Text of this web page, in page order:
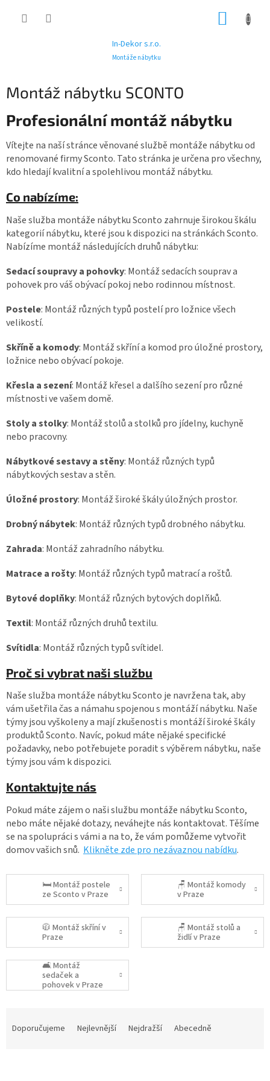
In-Dekor s.r.o.
Montáže nábytku
Montáž nábytku SCONTO
Profesionální montáž nábytku
Vítejte na naší stránce věnované službě montáže nábytku od
renomované firmy Sconto. Tato stránka je určena pro všechny,
kdo hledají kvalitní a spolehlivou montáž nábytku.
Co nabízíme:
Naše služba montáže nábytku Sconto zahrnuje širokou škálu
kategorií nábytku, které jsou k dispozici na stránkách Sconto.
Nabízíme montáž následujících druhů nábytku:
Sedací soupravy a pohovky: Montáž sedacích souprav a
pohovek pro váš obývací pokoj nebo rodinnou místnost.
Postele: Montáž různých typů postelí pro ložnice všech
velikostí.
Skříně a komody: Montáž skříní a komod pro úložné prostory,
ložnice nebo obývací pokoje.
Křesla a sezení: Montáž křesel a dalšího sezení pro různé
místnosti ve vašem domě.
Stoly a stolky: Montáž stolů a stolků pro jídelny, kuchyně
nebo pracovny.
Nábytkové sestavy a stěny: Montáž různých typů
nábytkových sestav a stěn.
Úložné prostory: Montáž široké škály úložných prostor.
Drobný nábytek: Montáž různých typů drobného nábytku.
Zahrada: Montáž zahradního nábytku.
Matrace a rošty: Montáž různých typů matrací a roštů.
Bytové doplňky: Montáž různých bytových doplňků.
Textil: Montáž různých druhů textilu.
Svítidla: Montáž různých typů svítidel.
Proč si vybrat naši službu
Naše služba montáže nábytku Sconto je navržena tak, aby
vám ušetřila čas a námahu spojenou s montáží nábytku. Naše
týmy jsou vyškoleny a mají zkušenosti s montáží široké škály
produktů Sconto. Navíc, pokud máte nějaké specifické
požadavky, nebo potřebujete poradit s výběrem nábytku, naše
týmy jsou vám k dispozici.
Kontaktujte nás
Pokud máte zájem o naši službu montáže nábytku Sconto,
nebo máte nějaké dotazy, neváhejte nás kontaktovat. Těšíme
se na spolupráci s vámi a na to, že vám pomůžeme vytvořit
domov vašich snů. Klikněte zde pro nezávaznou nabídku.
🛏️ Montáž postele
ze Sconto v Praze
🪑 Montáž komody
v Praze
🧥 Montáž skříní v
Praze
🪑 Montáž stolů a
židlí v Praze
🛋️ Montáž
sedaček a
pohovek v Praze
Doporučujeme Nejlevnější Nejdražší Abecedně